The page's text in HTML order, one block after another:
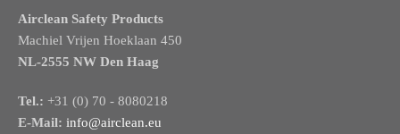
Airclean Safety Products
Machiel Vrijen Hoeklaan 450
NL-2555 NW Den Haag
Tel.: +31 (0) 70 - 8080218
E-Mail: info@airclean.eu